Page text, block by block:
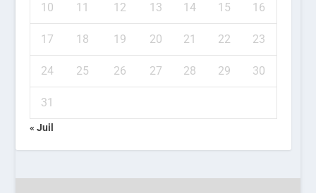
10 11 12 13 14 15 16
17 18 19 20 21 22 23
24 25 26 27 28 29 30
31
« Juil